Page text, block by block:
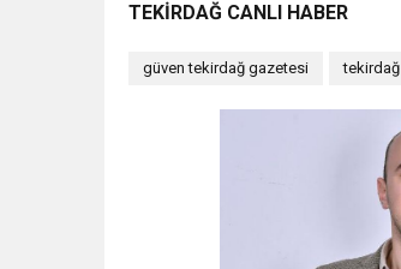
TEKİRDAĞ CANLI HABER
güven tekirdağ gazetesi tekirdağ